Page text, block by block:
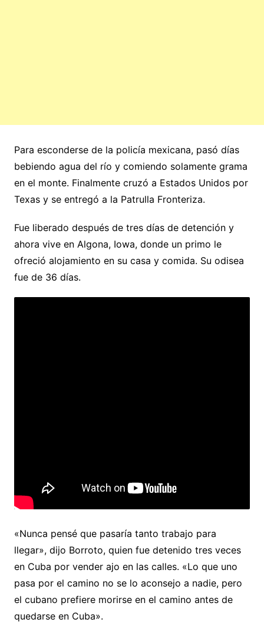
Para esconderse de la policía mexicana, pasó días
bebiendo agua del río y comiendo solamente grama
en el monte. Finalmente cruzó a Estados Unidos por
Texas y se entregó a la Patrulla Fronteriza.
Fue liberado después de tres días de detención y
ahora vive en Algona, Iowa, donde un primo le
ofreció alojamiento en su casa y comida. Su odisea
fue de 36 días.
«Nunca pensé que pasaría tanto trabajo para
llegar», dijo Borroto, quien fue detenido tres veces
en Cuba por vender ajo en las calles. «Lo que uno
pasa por el camino no se lo aconsejo a nadie, pero
el cubano prefiere morirse en el camino antes de
quedarse en Cuba».